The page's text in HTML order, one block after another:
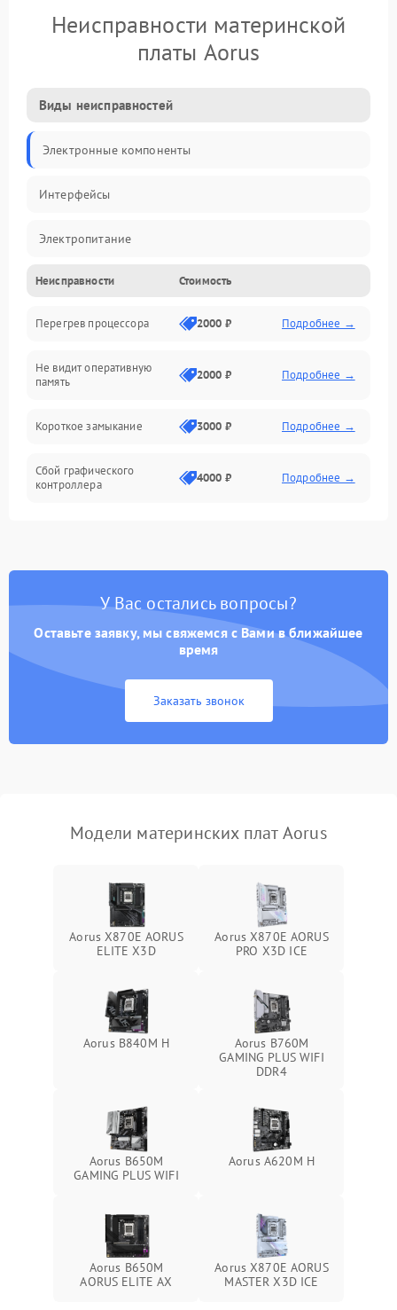
Неисправности материнской
платы Aorus
Виды неисправностей
Электронные компоненты
Интерфейсы
Электропитание
Корпус/Герметичность
Механика
ПО/Микропрограмма
Неисправности Стоимость
Перегрев процессора 2000 ₽ Подробнее →
Не видит оперативную
память
2000 ₽ Подробнее →
Короткое замыкание 3000 ₽ Подробнее →
Сбой графического
контроллера
4000 ₽ Подробнее →
У Вас остались вопросы?
Оставьте заявку, мы свяжемся с Вами в ближайшее
время
Заказать звонок
Модели материнских плат Aorus
Aorus X870E AORUS
ELITE X3D
Aorus X870E AORUS
PRO X3D ICE
Aorus B840M H
Aorus B760M
GAMING PLUS WIFI
DDR4
Aorus B650M
GAMING PLUS WIFI
Aorus A620M H
Aorus B650M
AORUS ELITE AX
Aorus X870E AORUS
MASTER X3D ICE